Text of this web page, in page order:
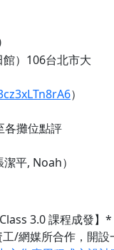
）106台北市大
）
各攤位點評
平, Noah）
3.0 課程成發】*
/網媒所合作，開設